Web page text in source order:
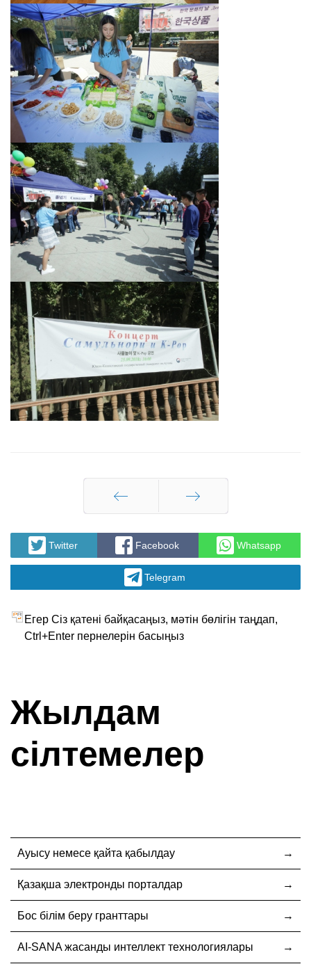
Артқа Алға
Twitter Facebook Whatsapp
Telegram
Егер Сіз қатені байқасаңыз, мәтін бөлігін таңдап,
Ctrl+Enter пернелерін басыңыз
Жылдам
сілтемелер
Ауысу немесе қайта қабылдау
Қазақша электронды порталдар
Бос білім беру гранттары
AI-SANA жасанды интеллект технологиялары